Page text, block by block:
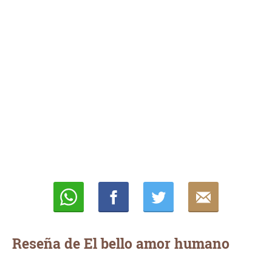
Reseña de El bello amor humano